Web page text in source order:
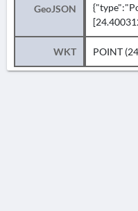
GeoJSON
WKT POINT